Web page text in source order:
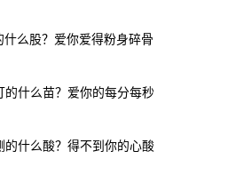
么股？爱你爱得粉身碎骨
什么苗？爱你的每分每秒
什么酸？得不到你的心酸